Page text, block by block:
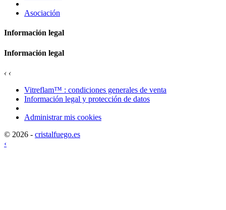
Asociación
Información legal
Información legal
‹ ‹
Vitreflam™ : condiciones generales de venta
Información legal y protección de datos
Administrar mis cookies
© 2026 - cristalfuego.es
‹